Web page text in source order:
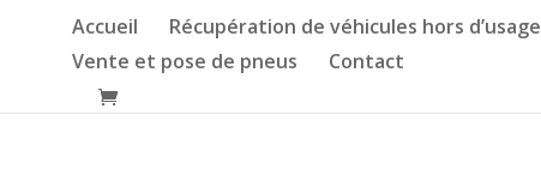
Accueil Récupération de véhicules hors d’usage
Vente et pose de pneus
Contact